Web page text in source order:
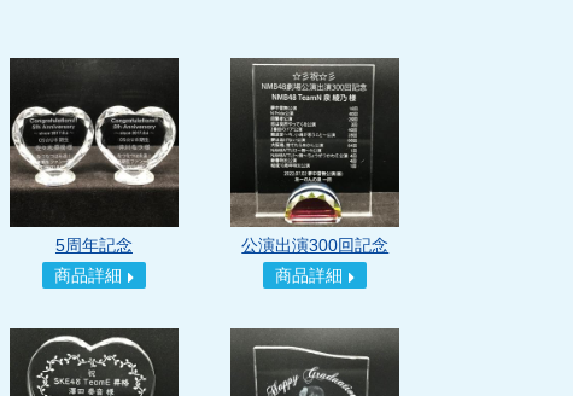
5周年記念
商品詳細
公演出演300回記念
商品詳細